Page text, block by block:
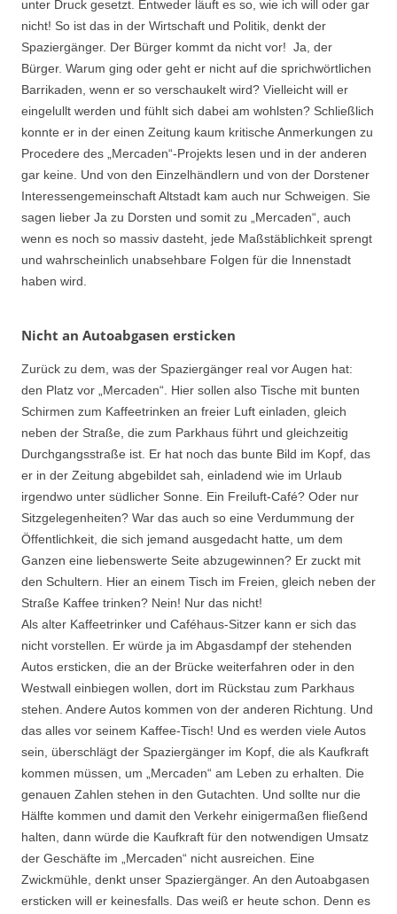
unter Druck gesetzt. Entweder läuft es so, wie ich will oder gar
nicht! So ist das in der Wirtschaft und Politik, denkt der
Spaziergänger. Der Bürger kommt da nicht vor! Ja, der
Bürger. Warum ging oder geht er nicht auf die sprichwörtlichen
Barrikaden, wenn er so verschaukelt wird? Vielleicht will er
eingelullt werden und fühlt sich dabei am wohlsten? Schließlich
konnte er in der einen Zeitung kaum kritische Anmerkungen zu
Procedere des „Mercaden“-Projekts lesen und in der anderen
gar keine. Und von den Einzelhändlern und von der Dorstener
Interessengemeinschaft Altstadt kam auch nur Schweigen. Sie
sagen lieber Ja zu Dorsten und somit zu „Mercaden“, auch
wenn es noch so massiv dasteht, jede Maßstäblichkeit sprengt
und wahrscheinlich unabsehbare Folgen für die Innenstadt
haben wird.
Nicht an Autoabgasen ersticken
Zurück zu dem, was der Spaziergänger real vor Augen hat:
den Platz vor „Mercaden“. Hier sollen also Tische mit bunten
Schirmen zum Kaffeetrinken an freier Luft einladen, gleich
neben der Straße, die zum Parkhaus führt und gleichzeitig
Durchgangsstraße ist. Er hat noch das bunte Bild im Kopf, das
er in der Zeitung abgebildet sah, einladend wie im Urlaub
irgendwo unter südlicher Sonne. Ein Freiluft-Café? Oder nur
Sitzgelegenheiten? War das auch so eine Verdummung der
Öffentlichkeit, die sich jemand ausgedacht hatte, um dem
Ganzen eine liebenswerte Seite abzugewinnen? Er zuckt mit
den Schultern. Hier an einem Tisch im Freien, gleich neben der
Straße Kaffee trinken? Nein! Nur das nicht!
Als alter Kaffeetrinker und Caféhaus-Sitzer kann er sich das
nicht vorstellen. Er würde ja im Abgasdampf der stehenden
Autos ersticken, die an der Brücke weiterfahren oder in den
Westwall einbiegen wollen, dort im Rückstau zum Parkhaus
stehen. Andere Autos kommen von der anderen Richtung. Und
das alles vor seinem Kaffee-Tisch! Und es werden viele Autos
sein, überschlägt der Spaziergänger im Kopf, die als Kaufkraft
kommen müssen, um „Mercaden“ am Leben zu erhalten. Die
genauen Zahlen stehen in den Gutachten. Und sollte nur die
Hälfte kommen und damit den Verkehr einigermaßen fließend
halten, dann würde die Kaufkraft für den notwendigen Umsatz
der Geschäfte im „Mercaden“ nicht ausreichen. Eine
Zwickmühle, denkt unser Spaziergänger. An den Autoabgasen
ersticken will er keinesfalls. Das weiß er heute schon. Denn es